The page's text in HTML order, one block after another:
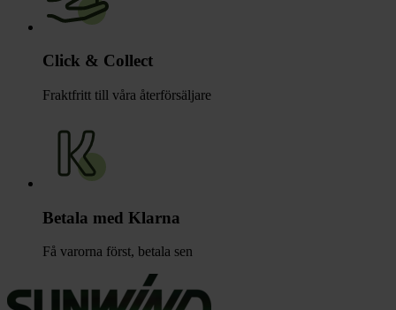
Click & Collect
Fraktfritt till våra återförsäljare
Betala med Klarna
Få varorna först, betala sen